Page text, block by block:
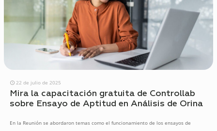
22 de julio de 2025
Mira la capacitación gratuita de Controllab
sobre Ensayo de Aptitud en Análisis de Orina
En la Reunión se abordaron temas como el funcionamiento de los ensayos de